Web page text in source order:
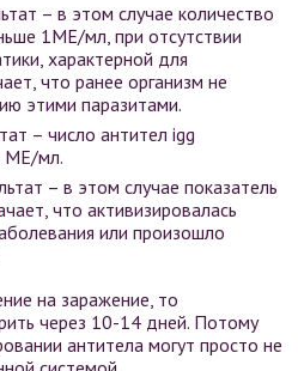
– в этом случае количество
1МЕ/мл, при отсутствии
характерной для
что ранее организм не
этими паразитами.
– число антител igg
МЕ/мл.
– в этом случае показатель
что активизировалась
или произошло
на заражение, то
через 10-14 дней. Потому
антитела могут просто не